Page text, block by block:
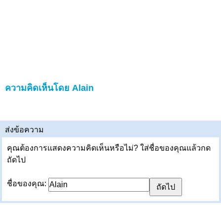
ความคิดเห็นโดย Alain
ส่งข้อความ
คุณต้องการแสดงความคิดเห็นหรือไม่? ใส่ชื่อของคุณแล้วกด
ถัดไป
ชื่อของคุณ: